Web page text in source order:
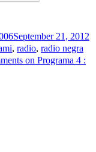
September 21, 2012
, radio, radio negra
on Programa 4 :